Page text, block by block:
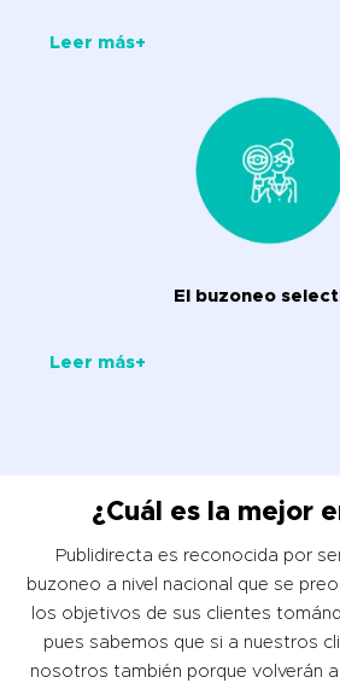
Leer más+
El buzoneo
Leer más+
¿Cuál es la mejor
Publidirecta es reconocida por
buzoneo a nivel nacional que se
los objetivos de sus clientes
pues sabemos que si a nuestros
nosotros también porque volverán